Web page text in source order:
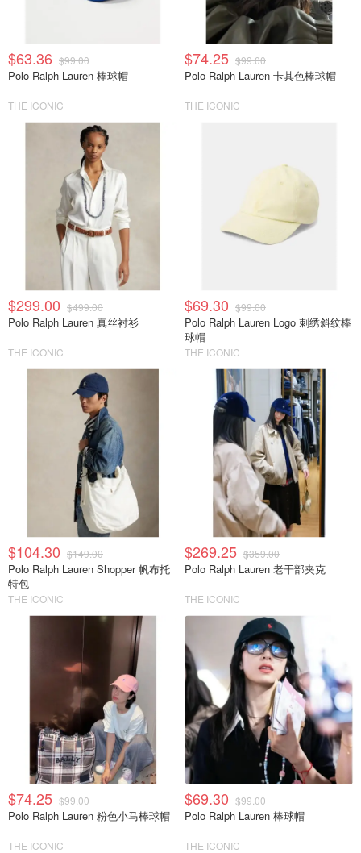
$63.36 $99.00
Polo Ralph Lauren 棒球帽
THE ICONIC
$74.25 $99.00
Polo Ralph Lauren 卡其色棒球帽
THE ICONIC
$299.00 $499.00
Polo Ralph Lauren 真丝衬衫
THE ICONIC
$69.30 $99.00
Polo Ralph Lauren Logo 刺绣斜纹棒
球帽
THE ICONIC
$104.30 $149.00
Polo Ralph Lauren Shopper 帆布托
特包
THE ICONIC
$269.25 $359.00
Polo Ralph Lauren 老干部夹克
THE ICONIC
$74.25 $99.00
Polo Ralph Lauren 粉色小马棒球帽
THE ICONIC
$69.30 $99.00
Polo Ralph Lauren 棒球帽
THE ICONIC